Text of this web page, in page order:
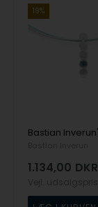
19%
1.134,00 DKR